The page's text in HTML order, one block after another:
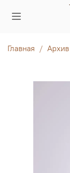
Главная Архив